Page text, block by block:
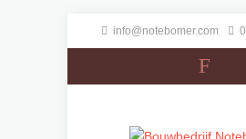
info@notebomer.com
F